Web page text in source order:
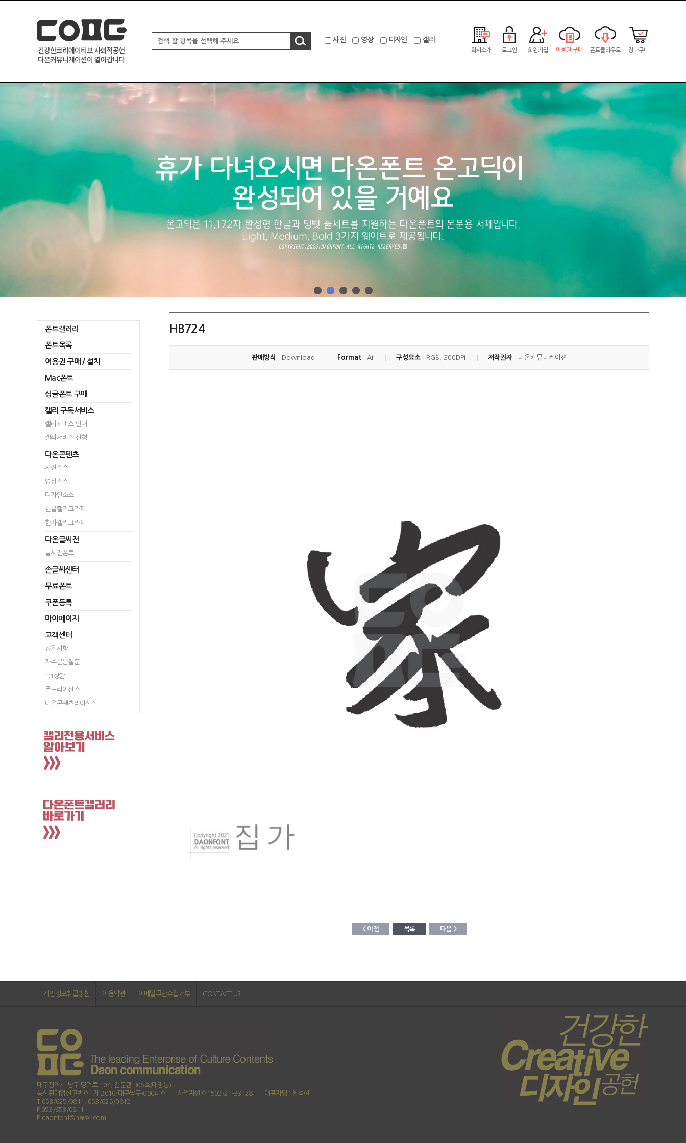
사진 영상 디자인 캘리
회사소개 로그인 회원가입 이용권 구매 폰트클라우드 장바구니
폰트갤러리
폰트목록
이용권 구매 / 설치
Mac폰트
싱글폰트 구매
캘리 구독서비스
캘리서비스 안내
캘리서비스 신청
다온콘텐츠
사진소스
영상소스
디자인소스
한글캘리그라피
한자캘리그라피
다온글씨전
글씨전폰트
손글씨센터
무료폰트
쿠폰등록
마이페이지
고객센터
공지사항
자주묻는질문
1:1상담
폰트라이선스
다온콘텐츠라이선스
HB724
판매방식 : Download Format : AI 구성요소: RGB, 300DPI 저작권자: 다온커뮤니케이션
< 이전 목록 다음 >
개인정보취급방침 이용약관 이메일무단수집거부 CONTACT US
대구광역시 남구 명덕로 104, 전문관 306호(대명동)
통신판매업신고번호 : 제 2010-대구남구-0004 호
사업자번호 : 502-21-33128
대표자명 : 황석현
T.053/625/0811, 053/625/0812
F.053/653/0811
E.daonfont@naver.com